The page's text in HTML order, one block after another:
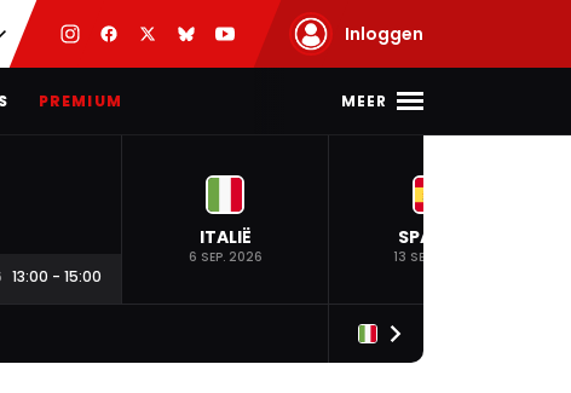
Inloggen
PREMIUM MEER
13:00 - 15:00
ITALIË
6 SEP. 2026
SPANJE
13 SEP. 2026